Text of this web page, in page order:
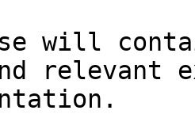
will
relevant